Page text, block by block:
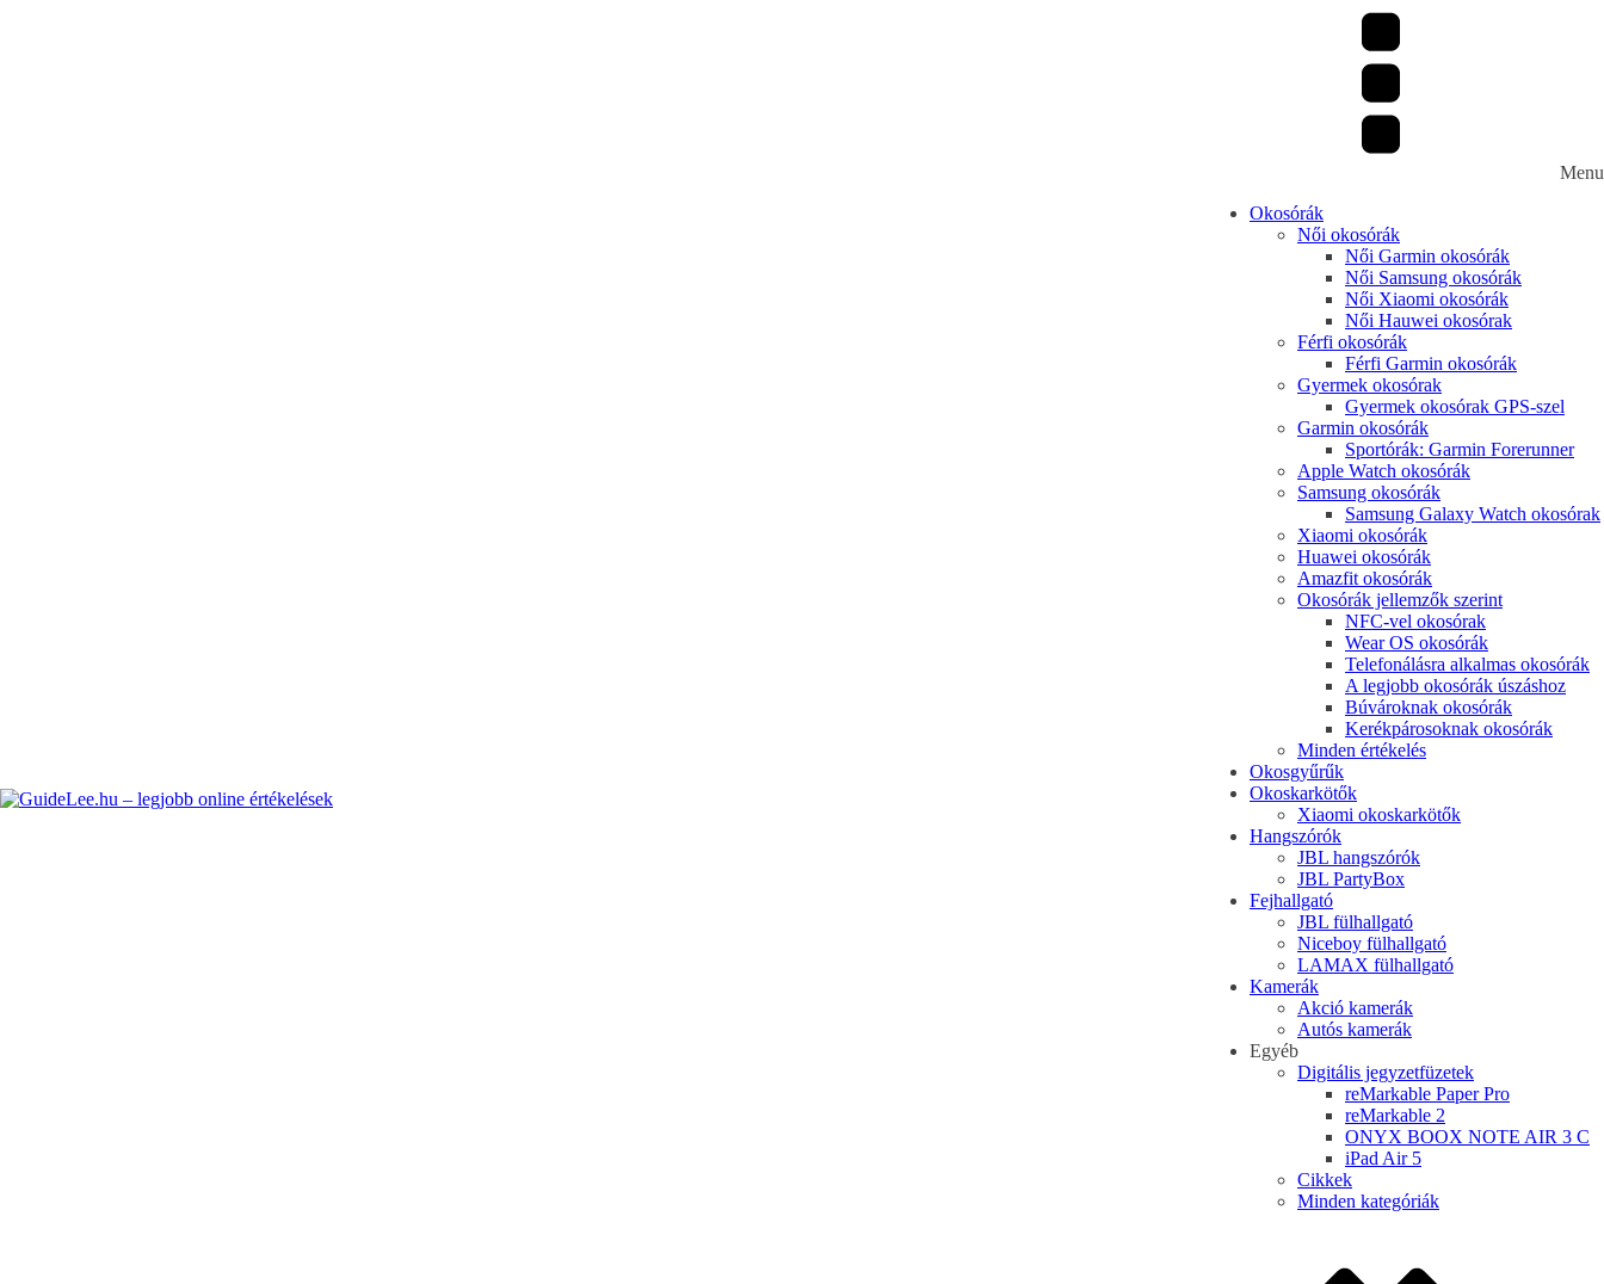
Menu
Okosórák
Női okosórák
Női Garmin okosórák
Női Samsung okosórák
Női Xiaomi okosórák
Női Hauwei okosórak
Férfi okosórák
Férfi Garmin okosórák
Gyermek okosórak
Gyermek okosórak GPS-szel
Garmin okosórák
Sportórák: Garmin Forerunner
Apple Watch okosórák
Samsung okosórák
Samsung Galaxy Watch okosórak
Xiaomi okosórák
Huawei okosórák
Amazfit okosórák
Okosórák jellemzők szerint
NFC-vel okosórak
Wear OS okosórák
Telefonálásra alkalmas okosórák
A legjobb okosórák úszáshoz
Búvároknak okosórák
Kerékpárosoknak okosórák
Minden értékelés
Okosgyűrűk
Okoskarkötők
Xiaomi okoskarkötők
Hangszórók
JBL hangszórók
JBL PartyBox
Fejhallgató
JBL fülhallgató
Niceboy fülhallgató
LAMAX fülhallgató
Kamerák
Akció kamerák
Autós kamerák
Egyéb
Digitális jegyzetfüzetek
reMarkable Paper Pro
reMarkable 2
ONYX BOOX NOTE AIR 3 C
iPad Air 5
Cikkek
Minden kategóriák